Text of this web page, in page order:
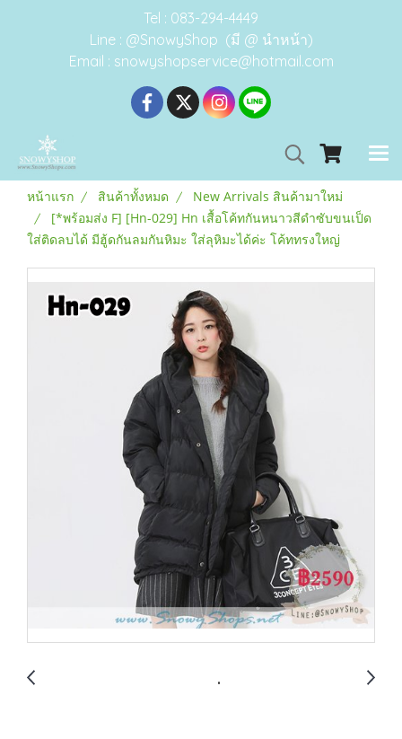
Tel : 083-294-4449
Line : @SnowyShop (มี @ นำหน้า)
Email : snowyshopservice@hotmail.com
หน้าแรก สินค้าทั้งหมด
New Arrivals สินค้ามาใหม่
[*พร้อมส่ง F] [Hn-029] Hn เสื้อโค้ทกันหนาวสีดำซับขนเป็ด
ใส่ติดลบได้ มีฮู้ดกันลมกันหิมะ ใส่ลุหิมะได้ค่ะ โค้ททรงใหญ่